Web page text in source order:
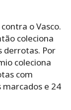
o Vasco.
coleciona
derrotas. Por
coleciona
com
e 24